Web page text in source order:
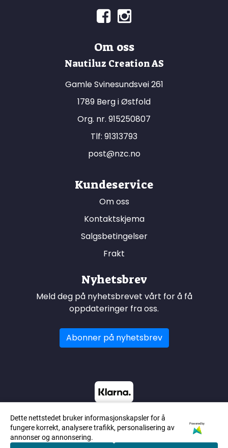
Om oss
Nautiluz Creation AS
Gamle Svinesundsvei 261
1789 Berg i Østfold
Org. nr. 915250807
Tlf: 91313793
post@nzc.no
Kundeservice
Om oss
Kontaktskjema
Salgsbetingelser
Frakt
Nyhetsbrev
Meld deg på nyhetsbrevet vårt for å få
oppdateringer fra oss.
Abonner på nyhetsbrev
Dette nettstedet bruker informasjonskapsler for å
fungere korrekt, analysere trafikk, personalisering av
annonser og annonsering.
Powered by